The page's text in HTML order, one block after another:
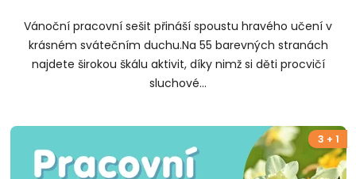
Vánoční pracovní sešit přináší spoustu hravého učení v
krásném svátečním duchu.Na 55 barevných stranách
najdete širokou škálu aktivit, díky nimž si děti procvičí
sluchové...
3 + 1